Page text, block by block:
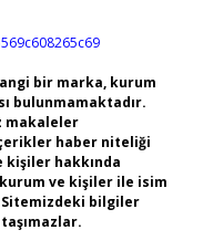
bir marka, kurum
bulunmamaktadır.
makaleler
haber niteliği
kişiler hakkında
ve kişiler ile isim
bilgiler